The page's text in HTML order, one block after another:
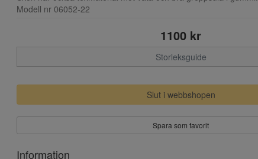
Modell nr 06052-22
1100 kr
Storleksguide
Slut i webbshopen
Spara som favorit
Information